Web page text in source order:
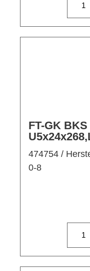
FT-GK
474754 /
0-8